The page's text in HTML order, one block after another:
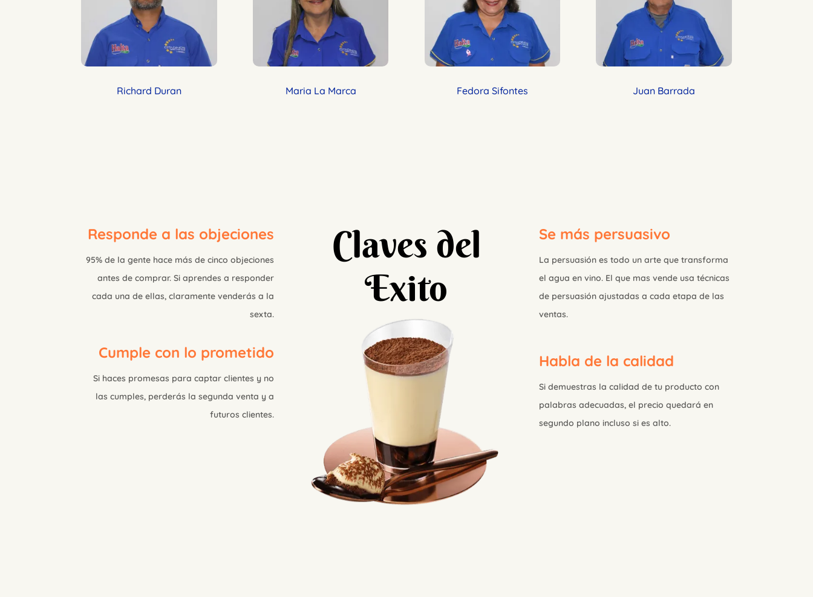
Richard Duran Maria La Marca Fedora Sifontes Juan Barrada
Responde a las objeciones
95% de la gente hace más de cinco objeciones
antes de comprar. Si aprendes a responder
cada una de ellas, claramente venderás a la
sexta.
Cumple con lo prometido
Si haces promesas para captar clientes y no
las cumples, perderás la segunda venta y a
futuros clientes.
Claves del
Exito
Se más persuasivo
La persuasión es todo un arte que transforma
el agua en vino. El que mas vende usa técnicas
de persuasión ajustadas a cada etapa de las
ventas.
Habla de la calidad
Si demuestras la calidad de tu producto con
palabras adecuadas, el precio quedará en
segundo plano incluso si es alto.